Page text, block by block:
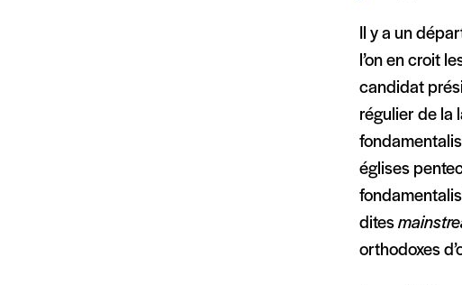
Il y a un
l’on en croit
candidat
régulier de la
églises
dites
orthodoxes